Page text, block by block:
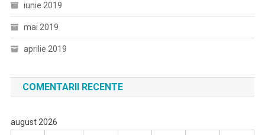
iunie 2019
mai 2019
aprilie 2019
COMENTARII RECENTE
august 2026